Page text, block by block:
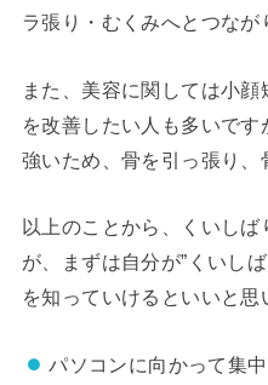
ラ張り・むくみへとつなが
また、美容に関しては小
を改善したい人も多いで
強いため、骨を引っ張り、
以上のことから、くいし
が、まずは自分が”くいし
を知っていけるといいと思
パソコンに向かって集